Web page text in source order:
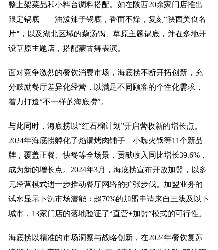
整上架菜品和小料台调料搭配。如在陕西20余家门店推出
限定锅底——油泼辣子锅底，香而不燥，复刻“陕西美食名
片”；以及湖北区域的藕汤锅、草原主题锅底，并在多地开
设草原主题店，搭配蒙古舞表演。
面对竞争激烈的餐饮消费市场，海底捞不断开拓创新，充
分鼓励餐厅差异化经营，以满足不同顾客的个性化需求，
着力打造“不一样的海底捞”。
与此同时，海底捞以“红石榴计划”开启营收新的增长点。
2024年海底捞孵化了焰请烤肉铺子、小嗨火锅等11个新品
牌，覆盖正餐、快餐等全场景，贡献收入同比增长39.6%，
成为新的增长点。2024年3月，海底捞宣布开放加盟，以多
元经营模式进一步推动餐厅网络的扩张步伐。加盟业务的
试水显示下沉市场潜能：超70%的加盟申请来自三线及以下
城市，13家门店的落地验证了“直营+加盟”模式的可行性。
海底捞以精准的市场洞察与战略创新，在2024年餐饮复苏